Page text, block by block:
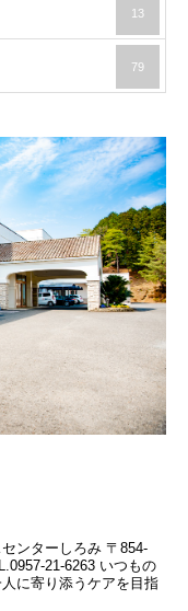
13
79
ンターしろみ 〒854-
21-6263 いつもの
に寄り添うケアを目指